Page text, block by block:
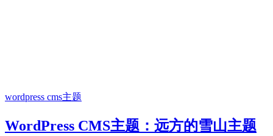
wordpress cms主题
WordPress CMS主题：远方的雪山主题